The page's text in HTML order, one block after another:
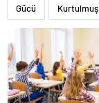
Gücü Kurtulmuş